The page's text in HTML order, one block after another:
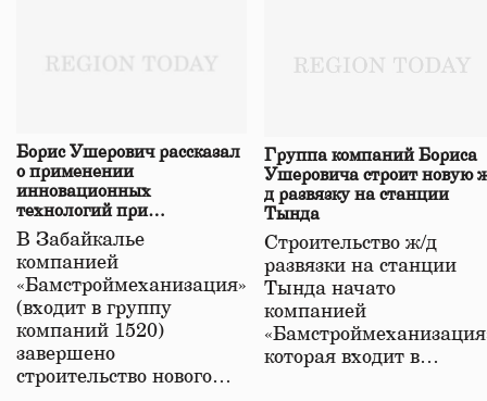
Борис Ушерович рассказал
о применении
инновационных
технологий при
строительстве нового моста
в Забайкалье
В Забайкалье
компанией
«Бамстроймеханизация»
(входит в группу
компаний 1520)
завершено
строительство нового…
Группа компаний Бориса
Ушеровича строит новую
д развязку на станции
Тында
Строительство ж/д
развязки на станции
Тында начато
компанией
которая входит в…